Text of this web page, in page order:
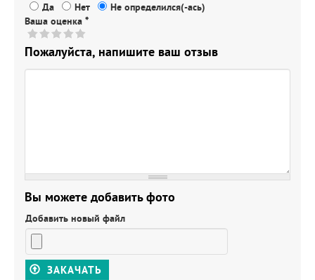
Да
Нет
Не определился(-ась)
Ваша оценка *
Пожалуйста, напишите ваш отзыв
Вы можете добавить фото
Добавить новый файл
ЗАКАЧАТЬ